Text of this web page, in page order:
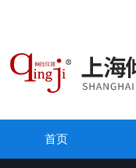
首页